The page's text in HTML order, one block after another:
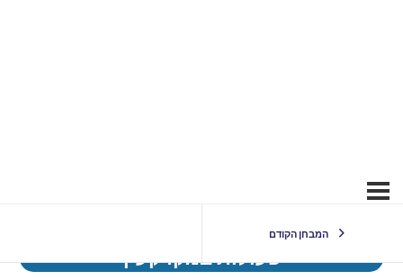
המבחן הקודם
פעולות במקרקעין